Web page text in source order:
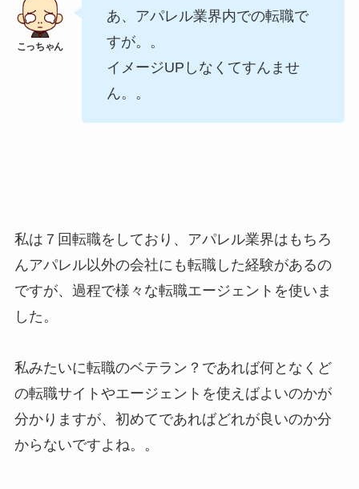
あ、アパレル業界内での転職で
すが。。
イメージUPしなくてすんませ
ん。。
私は７回転職をしており、アパレル業界はもちろ
んアパレル以外の会社にも転職した経験があるの
ですが、過程で様々な転職エージェントを使いま
した。
私みたいに転職のベテラン？であれば何となくど
の転職サイトやエージェントを使えばよいのかが
分かりますが、初めてであればどれが良いのか分
からないですよね。。